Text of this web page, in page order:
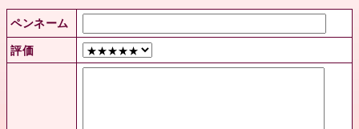
ペンネーム
評価